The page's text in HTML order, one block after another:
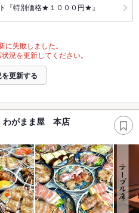
『特別価格★１０００円★』
に失敗しました。
況を更新してください。
更新する
わがまま屋 本店